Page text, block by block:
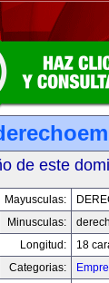
de este
Mayusculas:
Minusculas:
Longitud:
18
Categorias: